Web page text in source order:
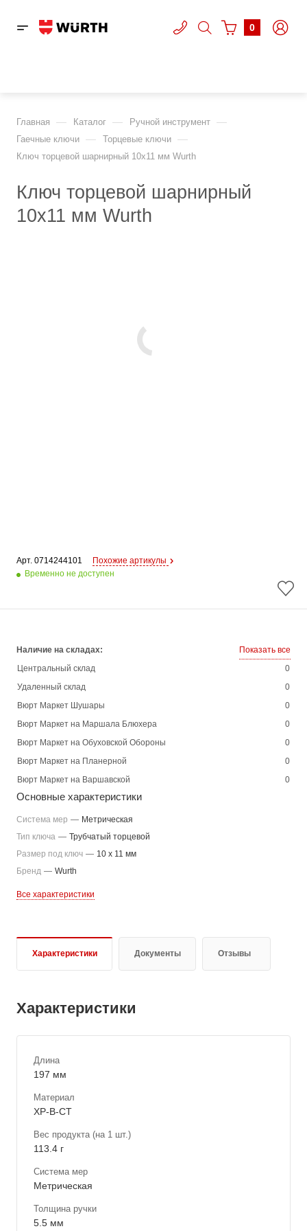
0
Главная — Каталог — Ручной инструмент —
Гаечные ключи — Торцевые ключи —
Ключ торцевой шарнирный 10x11 мм Wurth
Ключ торцевой шарнирный
10x11 мм Wurth
Арт. 0714244101
Похожие артикулы
Временно не доступен
Наличие на складах:
Показать все
Центральный склад
0
Удаленный склад
0
Вюрт Маркет Шушары
0
Вюрт Маркет на Маршала Блюхера
0
Вюрт Маркет на Обуховской Обороны
0
Вюрт Маркет на Планерной
0
Вюрт Маркет на Варшавской
0
Основные характеристики
Система мер — Метрическая
Тип ключа — Трубчатый торцевой
Размер под ключ — 10 x 11 мм
Бренд — Wurth
Все характеристики
Характеристики Документы Отзывы
Характеристики
Длина
197 мм
Материал
ХР-В-СТ
Вес продукта (на 1 шт.)
113.4 г
Система мер
Метрическая
Толщина ручки
5.5 мм